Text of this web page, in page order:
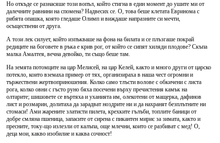
Но откъде се разнасяше този вопъл, който стигна в един момент до ушите ми от
далечните равнини на спомена? Надвесих се. О, това беше клетата Евринома с
рибята опашка, която гледаше Олимп и виждаше напразните си мечти,
осъществени от друга.
А този лек силует, който изпъкваше на фона на билата и се плъзгаше покрай
редиците на боговете в ръка е крив рог, от който се сипят хиляди плодове? Скъпа
малка Амалтея, вечна девойко, ти също беше там.
На земята потомците на цар Мелисей, на цар Келей, както и много други от царско
потекло, които вземаха пример от тях, организираха в наша чест огромни и
тържествени жертвоприношения. Колко само тлъсти волове с обкичени с листа
рога, колко овни с гъсто руно бяха посечени върху пречистения камък на
олтарите; шишовете се въртяха и уханията им, олекотени от мащерка, дафинов
лист и розмарин, долитаха да зарадват ноздрите ни и да нахранят безплътните ни
стомаси! Ами жарените златисти пилета, крехките гълъби, топлите баници от
добре смляна пшеница, запасите от сирена с пикантен мирис за зимата, както и
пресните, току-що излезли от калъпа, още млечни, които се разбиват с мед! О,
деца мои, какво изобилие и каква сочност!